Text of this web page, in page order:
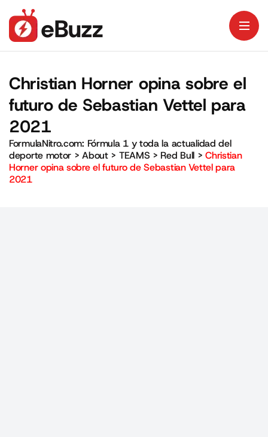
Christian Horner opina sobre el
futuro de Sebastian Vettel para
2021
FormulaNitro.com: Fórmula 1 y toda la actualidad del
deporte motor >About> TEAMS > Red Bull >Christian
Horner opina sobre el futuro de Sebastian Vettel para
2021